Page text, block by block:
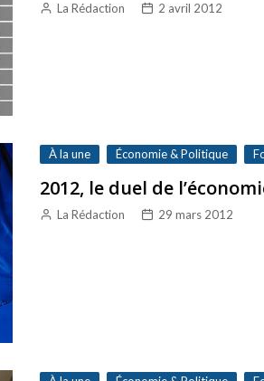
La Rédaction 2 avril 2012
À la une Économie & Politique
2012, le duel de
La Rédaction 29 mars 2012